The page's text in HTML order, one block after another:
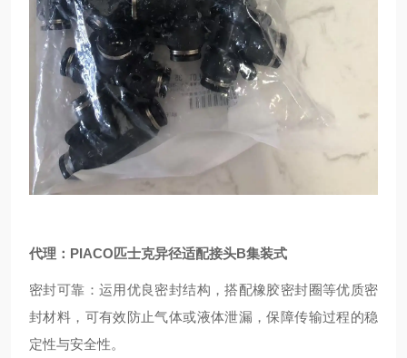
代理：PIACO匹士克异径适配接头B集装式
密封可靠：运用优良密封结构，搭配橡胶密封圈等优质密
封材料，可有效防止气体或液体泄漏，保障传输过程的稳
定性与安全性。